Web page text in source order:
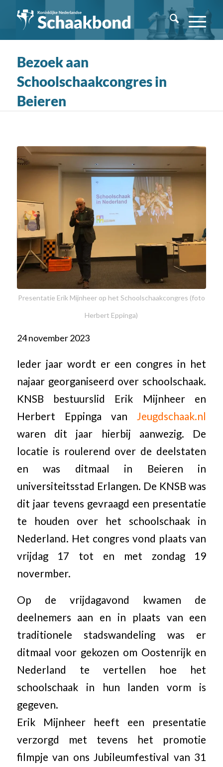
Bezoek aan
Schoolschaakcongres in
Beieren
Presentatie Erik Mijnheer op het Schoolschaakcongres (foto
Herbert Eppinga)
24 november 2023
Ieder jaar wordt er een congres in het
najaar georganiseerd over schoolschaak.
KNSB bestuurslid Erik Mijnheer en
Herbert Eppinga vanJeugdschaak.nl
waren dit jaar hierbij aanwezig. De
locatie is roulerend over de deelstaten
en was ditmaal in Beieren in
universiteitsstad Erlangen. De KNSB was
dit jaar tevens gevraagd een presentatie
te houden over het schoolschaak in
Nederland. Het congres vond plaats van
vrijdag 17 tot en met zondag 19
novermber.
Op de vrijdagavond kwamen de
deelnemers aan en in plaats van een
traditionele stadswandeling was er
ditmaal voor gekozen om Oostenrijk en
Nederland te vertellen hoe het
schoolschaak in hun landen vorm is
gegeven.
Erik Mijnheer heeft een presentatie
verzorgd met tevens het promotie
filmpje van ons Jubileumfestival van 31